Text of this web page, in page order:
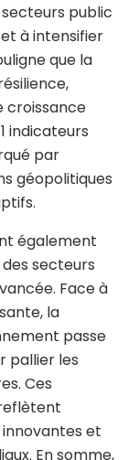
public
à intensifier
que la
croissance
indicateurs
par
géopolitiques
également
secteurs
Face à
la
passe
pallier les
Ces
et
En somme,